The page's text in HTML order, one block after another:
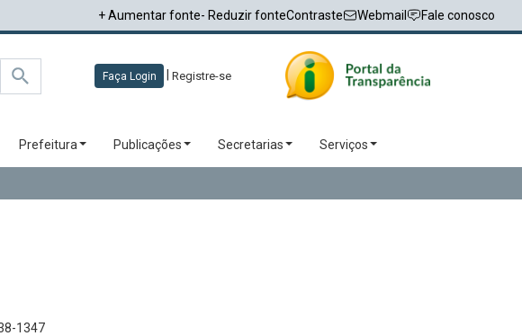
+ Aumentar fonte- Reduzir fonteContraste Webmail Fale conosco
Faça Login Registre-se
Prefeitura Publicações Secretarias Serviços
1347